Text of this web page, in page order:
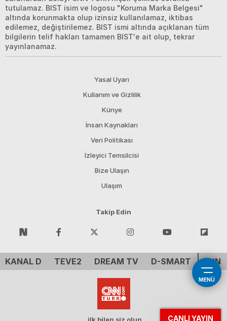
MENÜ
CANLI YAYIN
tutulamaz. BIST isim ve logosu "Koruma Marka Belgesi"
altında korunmakta olup izinsiz kullanılamaz, iktibas
edilemez, değiştirilemez. BIST ismi altında açıklanan tüm
bilgilerin telif hakları tamamen BIST'e ait olup, tekrar
yayınlanamaz.
Yasal Uyarı
Kullanım ve Gizlilik
Künye
İnsan Kaynakları
Veri Politikası
İzleyici Temsilcisi
Bize Ulaşın
Ulaşım
Takip Edin
KANAL D TEVE2 DREAM TV D-SMART CNN